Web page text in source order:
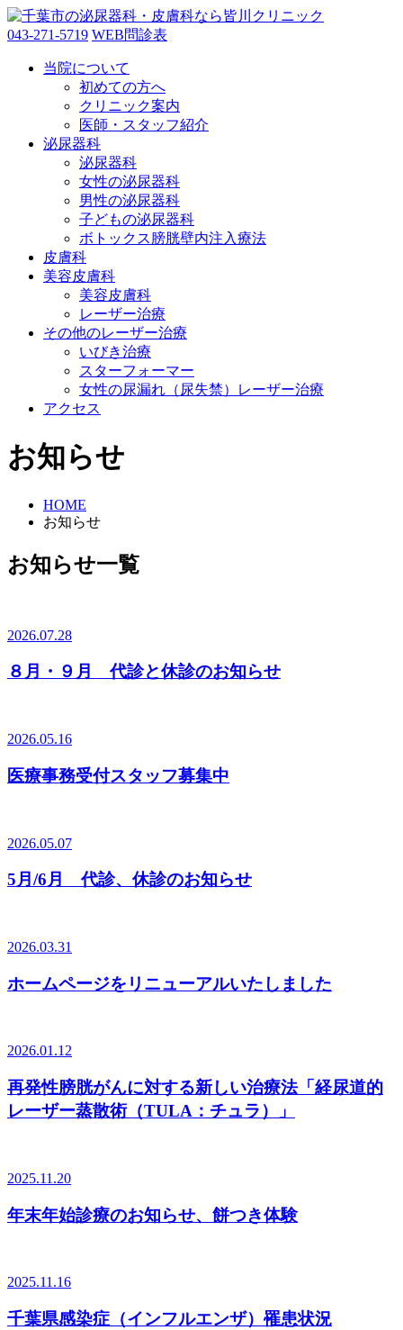
043-271-5719 WEB問診表
当院について
初めての方へ
クリニック案内
医師・スタッフ紹介
泌尿器科
泌尿器科
女性の泌尿器科
男性の泌尿器科
子どもの泌尿器科
ボトックス膀胱壁内注入療法
皮膚科
美容皮膚科
美容皮膚科
レーザー治療
その他のレーザー治療
いびき治療
スターフォーマー
女性の尿漏れ（尿失禁）レーザー治療
アクセス
お知らせ
HOME
お知らせ
お知らせ一覧
2026.07.28
８月・９月 代診と休診のお知らせ
2026.05.16
医療事務受付スタッフ募集中
2026.05.07
5月/6月 代診、休診のお知らせ
2026.03.31
ホームページをリニューアルいたしました
2026.01.12
再発性膀胱がんに対する新しい治療法「経尿道的
レーザー蒸散術（TULA：チュラ）」
2025.11.20
年末年始診療のお知らせ、餅つき体験
2025.11.16
千葉県感染症（インフルエンザ）罹患状況